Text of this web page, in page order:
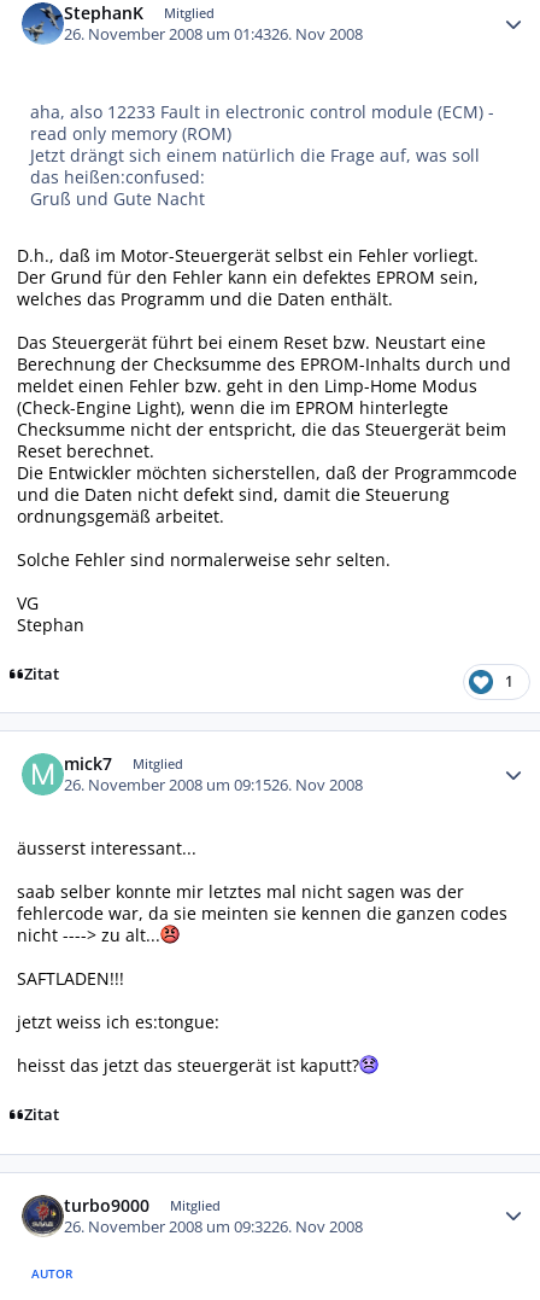
StephanK Mitglied
26. November 2008 um 01:4326. Nov 2008
aha, also 12233 Fault in electronic control module (ECM) -
read only memory (ROM)
Jetzt drängt sich einem natürlich die Frage auf, was soll
das heißen:confused:
Gruß und Gute Nacht
D.h., daß im Motor-Steuergerät selbst ein Fehler vorliegt.
Der Grund für den Fehler kann ein defektes EPROM sein,
welches das Programm und die Daten enthält.
Das Steuergerät führt bei einem Reset bzw. Neustart eine
Berechnung der Checksumme des EPROM-Inhalts durch und
meldet einen Fehler bzw. geht in den Limp-Home Modus
(Check-Engine Light), wenn die im EPROM hinterlegte
Checksumme nicht der entspricht, die das Steuergerät beim
Reset berechnet.
Die Entwickler möchten sicherstellen, daß der Programmcode
und die Daten nicht defekt sind, damit die Steuerung
ordnungsgemäß arbeitet.
Solche Fehler sind normalerweise sehr selten.
VG
Stephan
Zitat 1
mick7 Mitglied
26. November 2008 um 09:1526. Nov 2008
äusserst interessant...
saab selber konnte mir letztes mal nicht sagen was der
fehlercode war, da sie meinten sie kennen die ganzen codes
nicht ----> zu alt...
SAFTLADEN!!!
jetzt weiss ich es:tongue:
heisst das jetzt das steuergerät ist kaputt?
Zitat
turbo9000 Mitglied
26. November 2008 um 09:3226. Nov 2008
AUTOR